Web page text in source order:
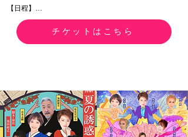
【日程】
2025年11月24日（月）～30日（日）
【場所】
【チケット】
SS席　10,000円
S席　　8,000円
A席　　6,500円
チケットはこちら